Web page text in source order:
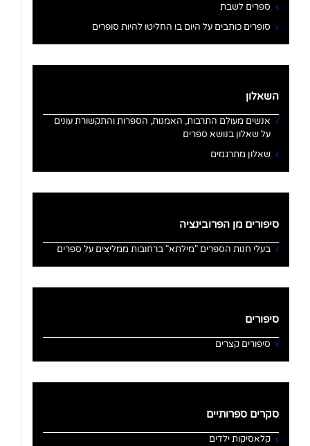
ספרים לשבת
סופרים כותבים על היום בו החליטו להיות סופרים
השאלון
אנשים מעולם התרבות, האמנות, הספרות והתקשורת עונים
על שאלון בנושא ספרים
שאלון מתרגמים
סיפורים מן הפרובינציה
בעלי חנות הספרים "מילתא" ברחובות ממליצים על ספרים
סיפורים
סיפורים קצרים
סקרים ספרותיים
קלאסיקות ילדים